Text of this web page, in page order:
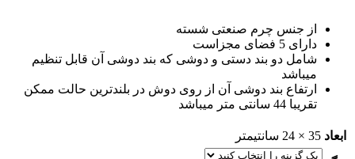
از جنس چرم صنعتی شسته
دارای 5 فضای مجزاست
شامل دو بند دستی و دوشی که بند دوشی آن قابل تنظیم
میباشد
ارتفاع بند دوشی آن از روی دوش در بلندترین حالت ممکن
تقریبا 44 سانتی متر میباشد
ابعاد 35 × 24 سانتیمتر